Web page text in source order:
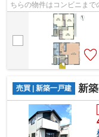
ちらの物件はコンビニま
は、便利な価格からなる中
売買 | 新築一戸建 新